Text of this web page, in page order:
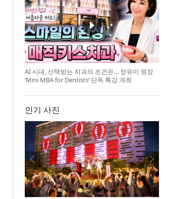
AI 시대, 선택받는 치과의 조건은… 정유미 원장
‘Mini MBA for Dentists’ 단독 특강 개최
인기 사진